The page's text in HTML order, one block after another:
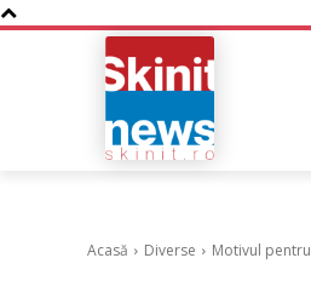
Acasă Diverse Motivul